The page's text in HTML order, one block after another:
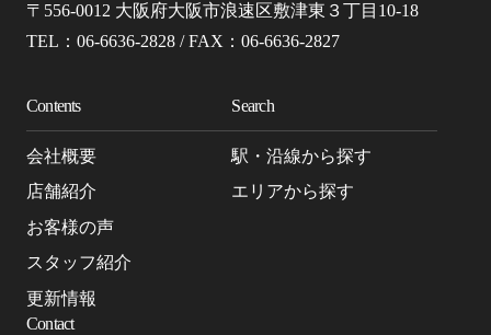
〒556-0012 大阪府大阪市浪速区敷津東３丁目10-18
TEL：06-6636-2828 / FAX：06-6636-2827
Contents
会社概要
店舗紹介
お客様の声
スタッフ紹介
更新情報
Search
駅・沿線から探す
エリアから探す
Contact